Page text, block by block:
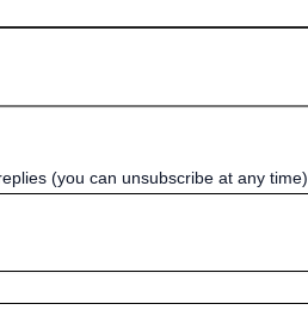
(you can unsubscribe at any time).